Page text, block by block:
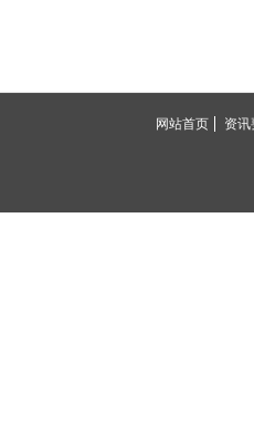
网站首页 资讯